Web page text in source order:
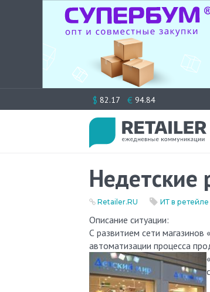
к
$ 82.17 € 94.84
Недетские
Retailer.RU ИТ в ретейле
Описание ситуации:
С развитием сети
автоматизации процесса